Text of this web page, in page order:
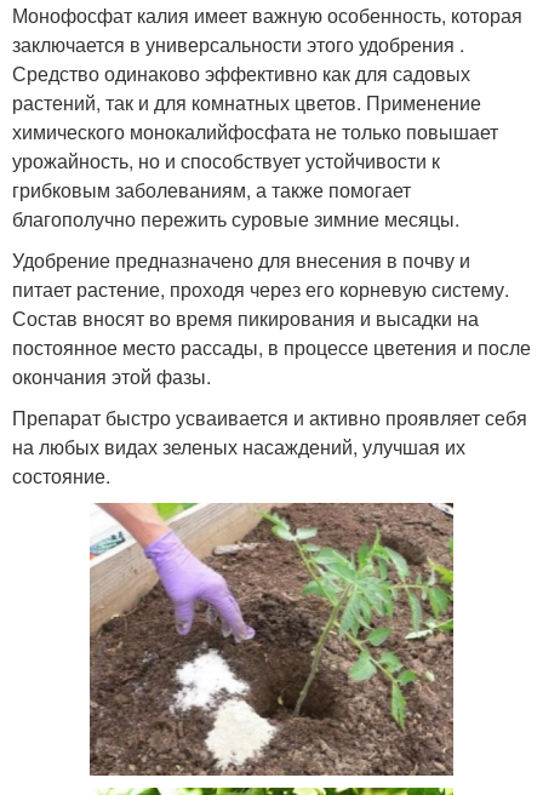
Монофосфат калия имеет важную особенность, которая
заключается в универсальности этого удобрения .
Средство одинаково эффективно как для садовых
растений, так и для комнатных цветов. Применение
химического монокалийфосфата не только повышает
урожайность, но и способствует устойчивости к
грибковым заболеваниям, а также помогает
благополучно пережить суровые зимние месяцы.
Удобрение предназначено для внесения в почву и
питает растение, проходя через его корневую систему.
Состав вносят во время пикирования и высадки на
постоянное место рассады, в процессе цветения и после
окончания этой фазы.
Препарат быстро усваивается и активно проявляет себя
на любых видах зеленых насаждений, улучшая их
состояние.